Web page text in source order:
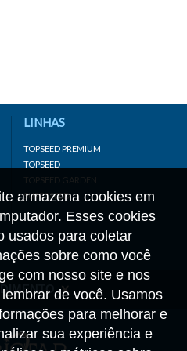
armazena cookies em
Esses cookies
usados para coletar
sobre como você
com nosso site e nos
de você. Usamos
para melhorar e
sua experiência e
LINHAS
TOPSEED PREMIUM
TOPSEED
TOPSEED GARDEN
SUPERSEED